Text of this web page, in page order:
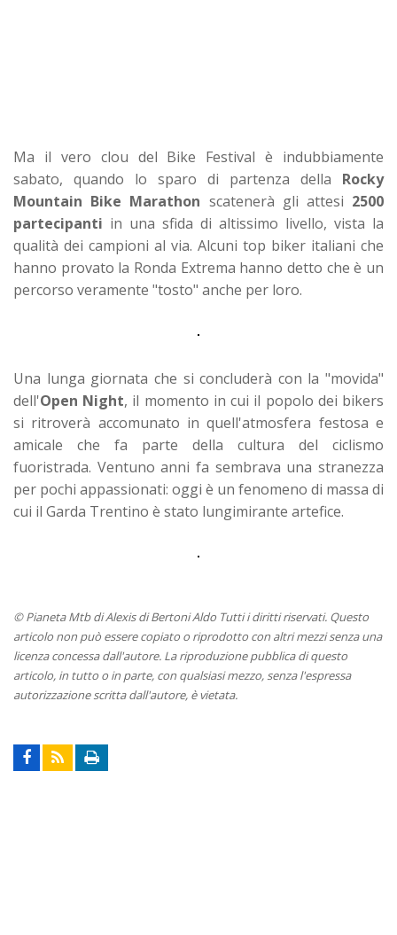
Ma il vero clou del Bike Festival è indubbiamente
sabato, quando lo sparo di partenza della Rocky
Mountain Bike Marathon scatenerà gli attesi 2500
partecipanti in una sfida di altissimo livello, vista la
qualità dei campioni al via. Alcuni top biker italiani che
hanno provato la Ronda Extrema hanno detto che è un
percorso veramente "tosto" anche per loro.
Una lunga giornata che si concluderà con la "movida"
dell'Open Night, il momento in cui il popolo dei bikers
si ritroverà accomunato in quell'atmosfera festosa e
amicale che fa parte della cultura del ciclismo
fuoristrada. Ventuno anni fa sembrava una stranezza
per pochi appassionati: oggi è un fenomeno di massa di
cui il Garda Trentino è stato lungimirante artefice.
© Pianeta Mtb di Alexis di Bertoni Aldo Tutti i diritti riservati. Questo
articolo non può essere copiato o riprodotto con altri mezzi senza una
licenza concessa dall'autore. La riproduzione pubblica di questo
articolo, in tutto o in parte, con qualsiasi mezzo, senza l'espressa
autorizzazione scritta dall'autore, è vietata.